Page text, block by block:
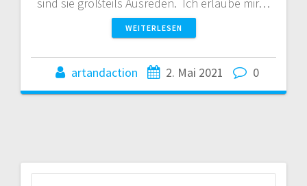
WEITERLESEN
artandaction 2. Mai 2021 0